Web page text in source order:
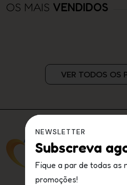
OS MAIS VENDIDOS
VER TODOS OS
NEWSLETTER
Subscreva
Fique a par de todas as
promoções!